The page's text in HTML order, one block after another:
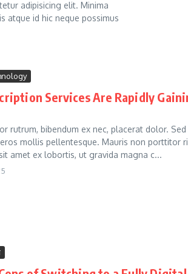
adipisicing elit. Minima
atque id hic neque possimus
Services Are Rapidly
rutrum, bibendum ex nec, placerat dolor. Sed
mollis pellentesque. Mauris non porttitor
amet ex lobortis, ut gravida magna c...